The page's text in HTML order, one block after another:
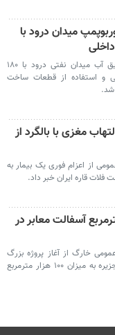
میدان درود با
خارگ- توربوپمپ تزریق آب میدان نفتی درود با ۱۸۰
و استفاده از قطعات ساخت
شد.
مغزی با بالگرد از
از اعزام فوری یک بیمار به
فلات قاره ایران خبر داد.
هزار مترمربع آسفالت‌ معابر در
خارگ از آغاز پروژه بزرگ
آسفالت‌ریزی در این جزیره به میزان ۱۰۰ هزار مترمربع